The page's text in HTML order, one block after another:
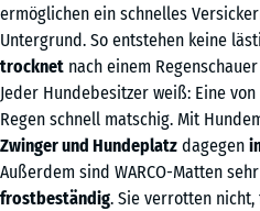
ermöglichen ein schnelles
Untergrund. So entstehen keine
trocknet nach einem
Jeder Hundebesitzer weiß: Eine
Regen schnell matschig. Mit
Zwinger und Hundeplatz dagegen
Außerdem sind WARCO-Matten sehr
frostbeständig. Sie verrotten